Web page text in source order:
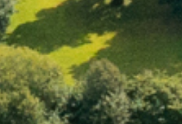
Ski & snowboard
Spring
Styrketræning